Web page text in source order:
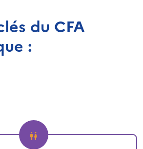
du CFA
: